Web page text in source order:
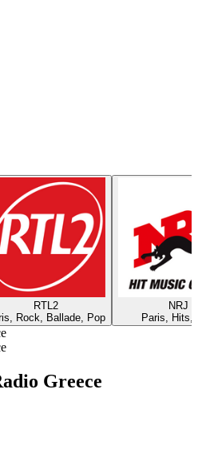
RTL2
Rock, Ballade, Pop
NRJ
Paris, Hits,
Greece